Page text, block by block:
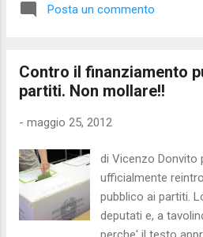
ecologica
si è registrato un
periodo dell’anno
mila, infatti, gli
grandi città. E’
mercato
di una crisi che
afferma il
Posta un commento
Contro il finanziamento
partiti. Non mollare!!
- maggio 25, 2012
di Vicenzo Donvito
ufficialmente
pubblico ai partiti.
deputati e, a